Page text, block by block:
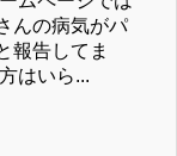
んの病気がパ
報告してま
はいら...